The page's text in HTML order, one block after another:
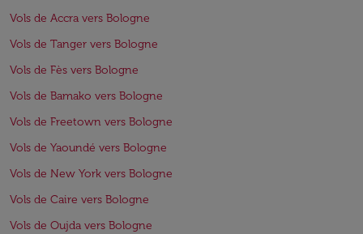
Vols de Accra vers Bologne
Vols de Tanger vers Bologne
Vols de Fès vers Bologne
Vols de Bamako vers Bologne
Vols de Freetown vers Bologne
Vols de Yaoundé vers Bologne
Vols de New York vers Bologne
Vols de Caire vers Bologne
Vols de Oujda vers Bologne